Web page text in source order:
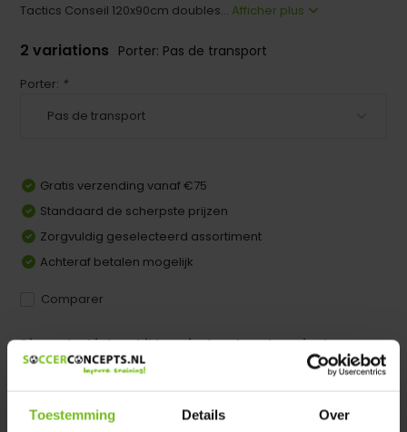
Toestemming Details Over
Tactics Conseil 120x90cm doubles... Afficher plus
2 variations Porter: Pas de transport
Porter: *
Gratis verzending vanaf €75
Standaard de scherpste prijzen
Zorgvuldig geselecteerd assortiment
Achteraf betalen mogelijk
Comparer
Dir product is beschikbaar in de volgende varianten:
We helpen u graag met meer informatie